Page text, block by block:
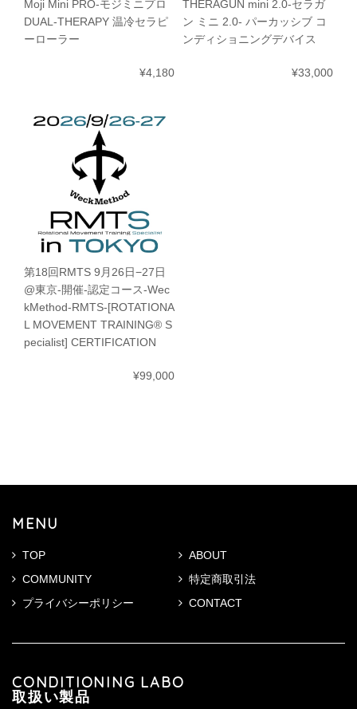
Moji Mini PRO-モジミニプロ
DUAL-THERAPY 温冷セラピ
ーローラー
¥4,180
THERAGUN mini 2.0-セラガ
ン ミニ 2.0- パーカッシブ コ
ンディショニングデバイス
¥33,000
第18回RMTS 9月26日−27日
@東京-開催-認定コース-Wec
kMethod-RMTS-[ROTATIONA
L MOVEMENT TRAINING® S
pecialist] CERTIFICATION
¥99,000
MENU
TOP
ABOUT
COMMUNITY
特定商取引法
プライバシーポリシー
CONTACT
CONDITIONING LABO
取扱い製品